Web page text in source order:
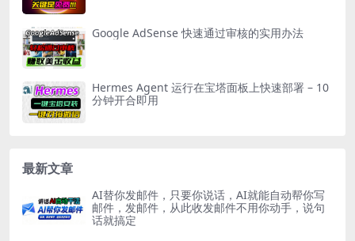
Google AdSense 快速通过审核的实用办法
Hermes Agent 运行在宝塔面板上快速部署 – 10
分钟开合即用
最新文章
AI替你发邮件，只要你说话，AI就能自动帮你写
邮件，发邮件，从此收发邮件不用你动手，说句
话就搞定